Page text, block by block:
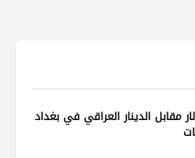
مقابل الدينار العراقي في بغداد